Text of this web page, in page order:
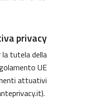
privacy
tutela della
UE
attuativi
).